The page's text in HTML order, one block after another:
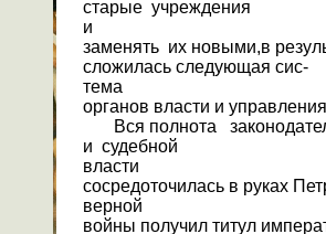
старые учреждения
и
заменять их новыми,в
сложилась следующая сис-
тема
органов власти и
Вся полнота
и судебной
власти
сосредоточилась в руках
верной
войны получил титул